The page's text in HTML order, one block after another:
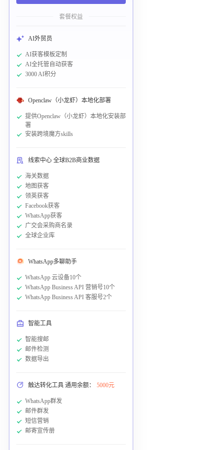
套餐权益
AI外贸员
AI获客模板定制
AI全托管自动获客
3000 AI积分
Openclaw（小龙虾）本地化部署
提供Openclaw（小龙虾）本地化安装部
署
安装跨境魔方skills
线索中心 全球B2B商业数据
海关数据
地图获客
领英获客
Facebook获客
WhatsApp获客
广交会采购商名录
全球企业库
WhatsApp多聊助手
WhatsApp 云设备10个
WhatsApp Business API 营销号10个
WhatsApp Business API 客服号2个
智能工具
智能搜邮
邮件检测
数据导出
触达转化工具 通用余额： 5000元
WhatsApp群发
邮件群发
短信营销
邮寄宣传册